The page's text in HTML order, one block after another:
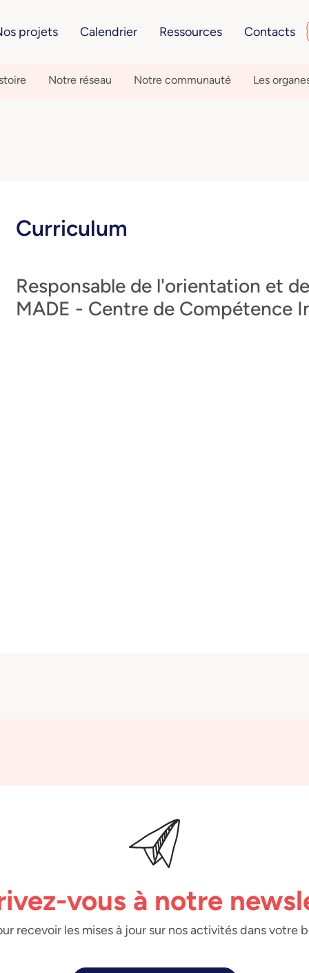
projets Calendrier Ressources Contacts
Notre réseau Notre communauté Les
Curriculum
Responsable de l'orientation et
MADE - Centre de Compétence
vous à notre
recevoir les mises à jour sur nos activités dans votre